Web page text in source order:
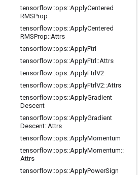
tensorflow::ops::ApplyCentered
RMSProp
tensorflow::ops::ApplyCentered
RMSProp::Attrs
tensorflow::ops::ApplyFtrl
tensorflow::ops::ApplyFtrl ::Attrs
tensorflow::ops::ApplyFtrlV2
tensorflow::ops::ApplyFtrlV2::Attrs
tensorflow::ops::ApplyGradient
Descent
tensorflow::ops::ApplyGradient
Descent::Attrs
tensorflow::ops::ApplyMomentum
tensorflow::ops::ApplyMomentum::
Attrs
tensorflow::ops::ApplyPowerSign